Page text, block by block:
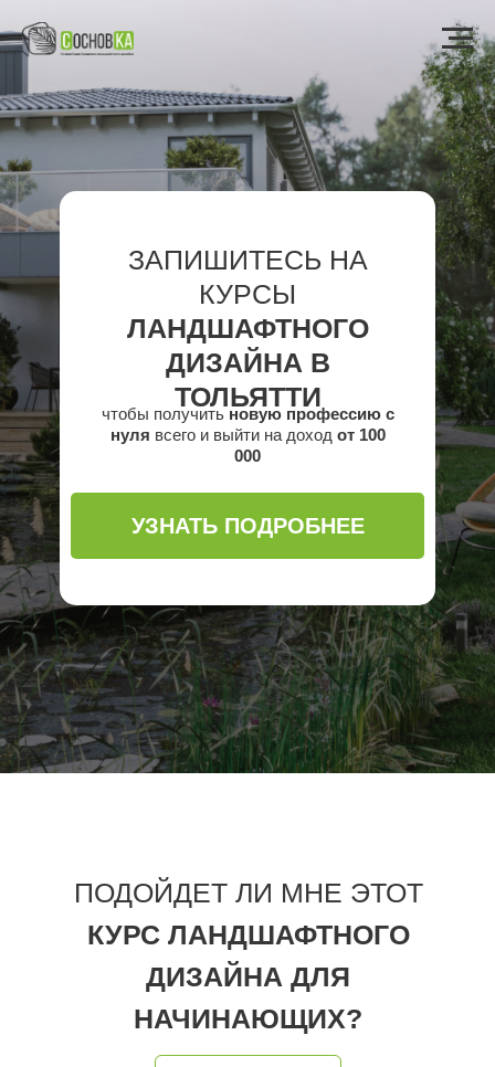
ЗАПИШИТЕСЬ НА
КУРСЫ
ЛАНДШАФТНОГО
ДИЗАЙНА В
ТОЛЬЯТТИ
чтобы получить новую профессию с
нуля всего и выйти на доход от 100
000
УЗНАТЬ ПОДРОБНЕЕ
ПОДОЙДЕТ ЛИ МНЕ ЭТОТ
КУРС ЛАНДШАФТНОГО
ДИЗАЙНА ДЛЯ
НАЧИНАЮЩИХ?